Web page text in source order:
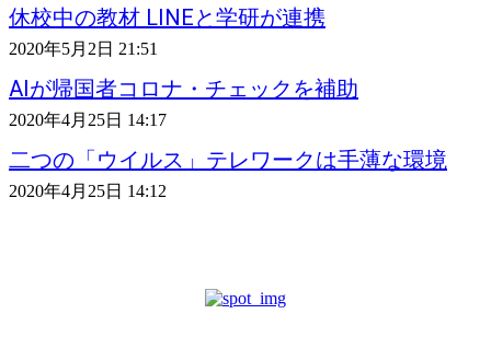
休校中の教材 LINEと学研が連携
2020年5月2日 21:51
AIが帰国者コロナ・チェックを補助
2020年4月25日 14:17
二つの「ウイルス」テレワークは手薄な環境
2020年4月25日 14:12